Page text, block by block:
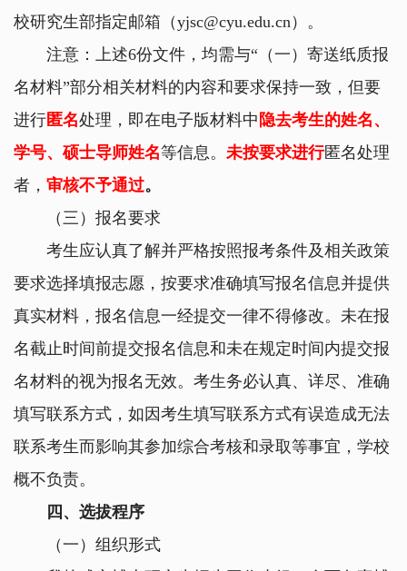
校研究生部指定邮箱（yjsc@cyu.edu.cn）。
注意：上述6份文件，均需与“ （一）寄送纸质报
名材料”部分相关材料的内容和要求保持一致，但要
进行匿名处理，即在电子版材料中 隐去考生的姓名、
学号、硕士导师姓名等信息。 未按要求进行匿名处理
者， 审核不予通过。
（三）报名要求
考生应认真了解并严格按照报考条件及相关政策
要求选择填报志愿，按要求准确填写报名信息并提供
真实材料，报名信息一经提交一律不得修改。未在报
名截止时间前提交报名信息和未在规定时间内提交报
名材料的视为报名无效。考生务必认真、详尽、准确
填写联系方式，如因考生填写联系方式有误造成无法
联系考生而影响其参加综合考核和录取等事宜，学校
概不负责。
四、选拔程序
（一）组织形式